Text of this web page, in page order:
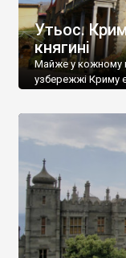
Утьос.
княгині
Майже у кожному
узбережжі Криму